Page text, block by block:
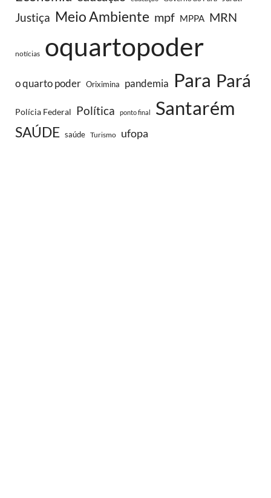
Justiça Meio Ambiente mpf MPPA MRN
notícias oquartopoder
o quarto poder Oriximina pandemia Para Pará
Polícia Federal Política ponto final Santarém
SAÚDE saúde Turismo ufopa